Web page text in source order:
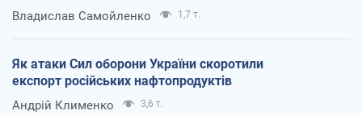
Владислав Самойленко 1,7 т.
Як атаки Сил оборони України скоротили
експорт російських нафтопродуктів
Андрій Клименко 3,6 т.